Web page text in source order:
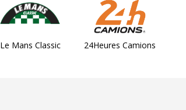
Le Mans Classic 24Heures Camions